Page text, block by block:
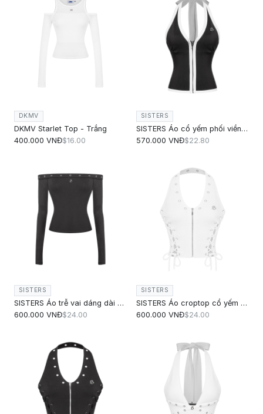
DKMV
DKMV Starlet Top - Trắng
400.000 VNĐ$16.00
SISTERS
SISTERS Áo cổ yếm phối viền Roline
570.000 VNĐ$22.80
SISTERS
SISTERS Áo trễ vai dáng dài Gardenia - Đen
600.000 VNĐ$24.00
SISTERS
SISTERS Áo croptop cổ yếm đan dây Riveria - Trắng
600.000 VNĐ$24.00